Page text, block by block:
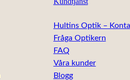
Hultins Optik –
Fråga Optikern
FAQ
Våra kunder
Blogg